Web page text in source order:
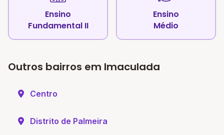
Ensino
Fundamental II
Ensino
Médio
Outros bairros em Imaculada
Centro
Distrito de Palmeira